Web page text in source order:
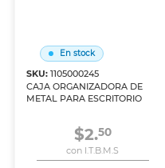
En stock
SKU:1105000245
CAJA ORGANIZADORA DE
METAL PARA ESCRITORIO
$2.50
con I.T.B.M.S